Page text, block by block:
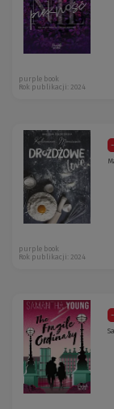
purple book
Rok publikacji: 2024
purple book
Rok publikacji: 2024